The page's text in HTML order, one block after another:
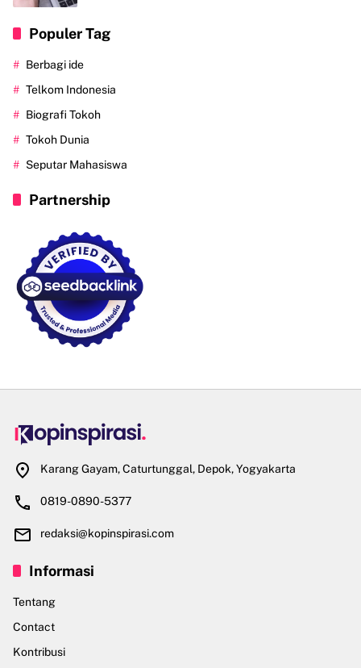
Populer Tag
Berbagi ide
Telkom Indonesia
Biografi Tokoh
Tokoh Dunia
Seputar Mahasiswa
Partnership
Karang Gayam, Caturtunggal, Depok, Yogyakarta
0819-0890-5377
redaksi@kopinspirasi.com
Informasi
Tentang
Contact
Kontribusi